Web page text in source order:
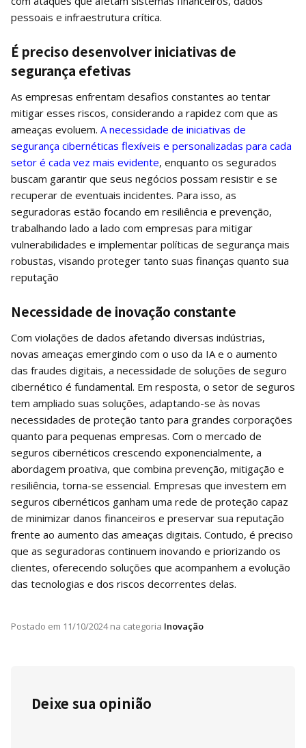
pessoais e infraestrutura crítica.
É preciso desenvolver iniciativas de
segurança efetivas
As empresas enfrentam desafios constantes ao tentar
mitigar esses riscos, considerando a rapidez com que as
ameaças evoluem. A necessidade de iniciativas de
segurança cibernéticas flexíveis e personalizadas para cada
setor é cada vez mais evidente, enquanto os segurados
buscam garantir que seus negócios possam resistir e se
recuperar de eventuais incidentes. Para isso, as
seguradoras estão focando em resiliência e prevenção,
trabalhando lado a lado com empresas para mitigar
vulnerabilidades e implementar políticas de segurança mais
robustas, visando proteger tanto suas finanças quanto sua
reputação
Necessidade de inovação constante
Com violações de dados afetando diversas indústrias,
novas ameaças emergindo com o uso da IA e o aumento
das fraudes digitais, a necessidade de soluções de seguro
cibernético é fundamental. Em resposta, o setor de seguros
tem ampliado suas soluções, adaptando-se às novas
necessidades de proteção tanto para grandes corporações
quanto para pequenas empresas. Com o mercado de
seguros cibernéticos crescendo exponencialmente, a
abordagem proativa, que combina prevenção, mitigação e
resiliência, torna-se essencial. Empresas que investem em
seguros cibernéticos ganham uma rede de proteção capaz
de minimizar danos financeiros e preservar sua reputação
frente ao aumento das ameaças digitais. Contudo, é preciso
que as seguradoras continuem inovando e priorizando os
clientes, oferecendo soluções que acompanhem a evolução
das tecnologias e dos riscos decorrentes delas.
Postado em 11/10/2024na categoria Inovação
Deixe sua opinião